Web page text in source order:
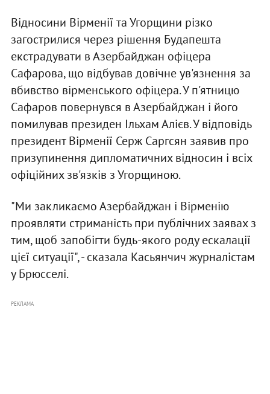
Відносини Вірменії та Угорщини різко
загострилися через рішення Будапешта
екстрадувати в Азербайджан офіцера
Сафарова, що відбував довічне ув'язнення за
вбивство вірменського офіцера. У п'ятницю
Сафаров повернувся в Азербайджан і його
помилував президен Ільхам Алієв. У відповідь
президент Вірменії Серж Саргсян заявив про
призупинення дипломатичних відносин і всіх
офіційних зв'язків з Угорщиною.
"Ми закликаємо Азербайджан і Вірменію
проявляти стриманість при публічних заявах з
тим, щоб запобігти будь-якого роду ескалації
цієї ситуації", - сказала Касьянчич журналістам
у Брюсселі.
РЕКЛАМА